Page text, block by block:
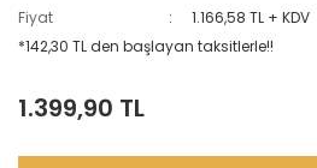
Fiyat
1.166,58 TL + KDV
*142,30 TL den başlayan taksitlerle!!
1.399,90 TL